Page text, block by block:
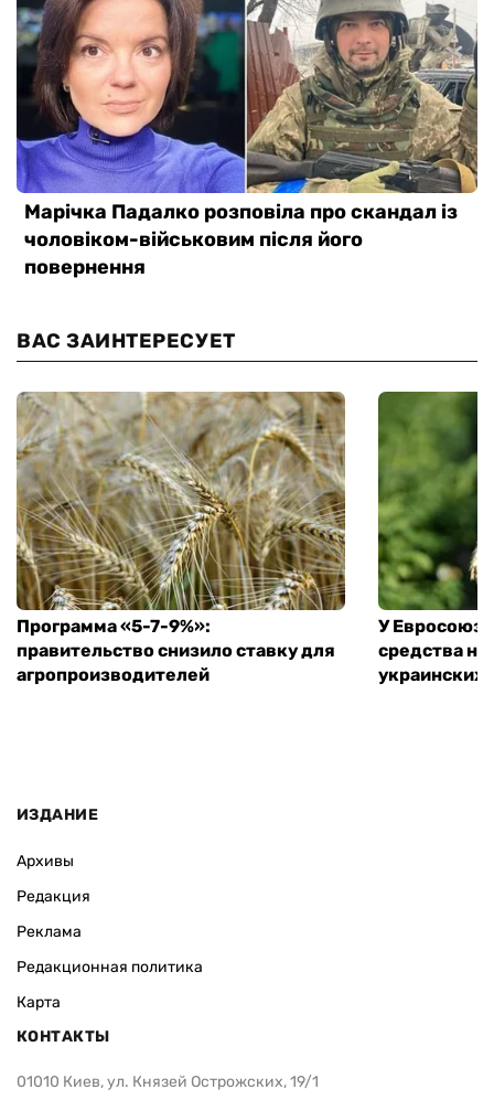
ВАС ЗАИНТЕРЕСУЕТ
Программа «5-7-9%»:
правительство снизило ставку для
агропроизводителей
У
средства
ИЗДАНИЕ
Архивы
Редакция
Реклама
Редакционная политика
Карта
КОНТАКТЫ
01010 Киев, ул. Князей Острожских, 19/1